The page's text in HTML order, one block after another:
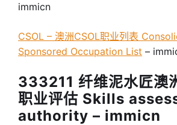
immicn
CSOL – 澳洲CSOL职业列表
Sponsored Occupation List –
333211 纤维泥水匠澳
职业评估 Skills
authority – immicn